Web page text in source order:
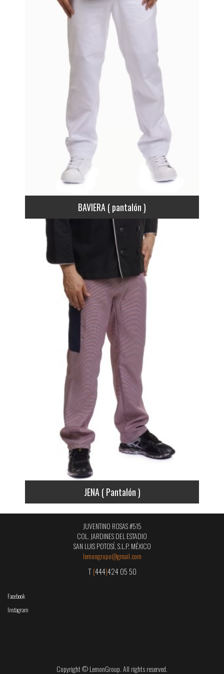
BAVIERA ( pantalón )
JENA ( Pantalón )
JUVENTINO ROSAS #515
COL. JARDINES DEL ESTADIO
SAN LUIS POTOSÍ, S.L.P. MÉXICO
lemongrupo@gmail.com
T(444)424 05 50
Facebook
Instagram
Copyright © LemonGroup. All rights reserved.